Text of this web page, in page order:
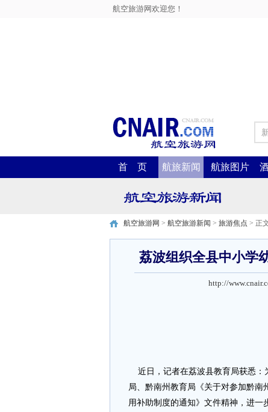
航空旅游网欢迎您！
首 页 航旅新闻 航旅图片
航空旅游网 > 航空旅游新闻 > 旅游焦点 > 正
荔波组织全县中小学
http://
近日，记者在荔波县教育局获悉：
局、黔南州教育局《关于对参加黔
用补助制度的通知》文件精神，进